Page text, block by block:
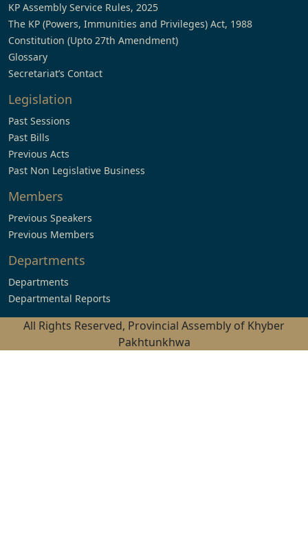
KP Assembly Service Rules, 2025
The KP (Powers, Immunities and Privileges) Act, 1988
Constitution (Upto 27th Amendment)
Glossary
Secretariat’s Contact
Legislation
Past Sessions
Past Bills
Previous Acts
Past Non Legislative Business
Members
Previous Speakers
Previous Members
Departments
Departments
Departmental Reports
All Rights Reserved, Provincial Assembly of Khyber
Pakhtunkhwa